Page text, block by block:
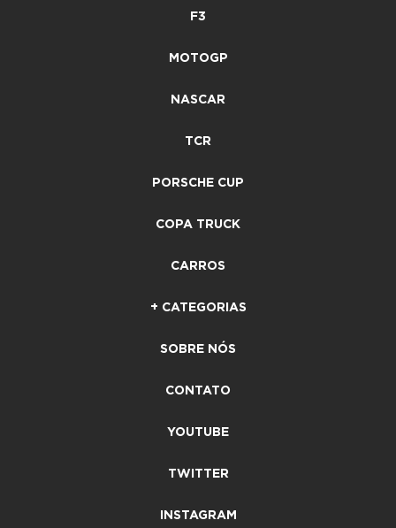
F3
MOTOGP
NASCAR
TCR
PORSCHE CUP
COPA TRUCK
CARROS
+ CATEGORIAS
SOBRE NÓS
CONTATO
YOUTUBE
TWITTER
INSTAGRAM